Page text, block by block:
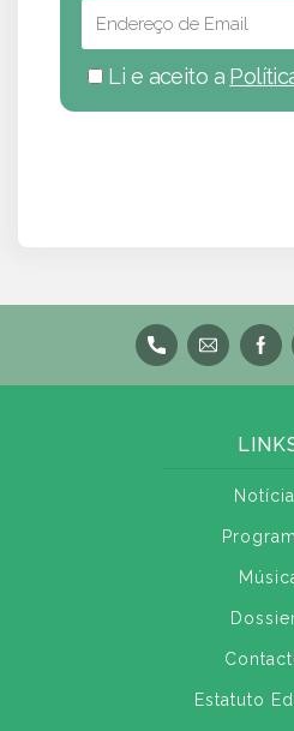
Li e aceito a
Estatuto